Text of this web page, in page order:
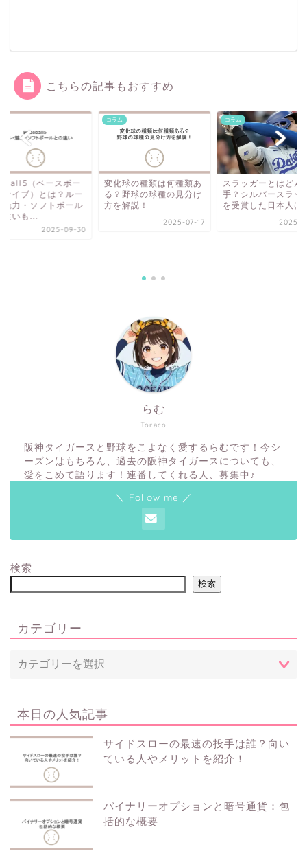
こちらの記事もおすすめ
（ベースボー
ァイブ）とは？ルー
魅力・ソフトボール
違いも...
2025-09-30
コラム
変化球の種類は何種類あ
る？野球の球種の見分け
方を解説！
2025-07-17
コラム
スラッガーとはどん
手？シルバースラッ
を受賞した日本人は
2025-
Toraco
らむ
阪神タイガースと野球をこよなく愛するらむです！今シ
ーズンはもちろん、過去の阪神タイガースについても、
愛をこめて語ります！連番してくれる人、募集中♪
＼ Follow me ／
検索
検索
カテゴリー
本日の人気記事
サイドスローの最速の投手は誰？向い
ている人やメリットを紹介！
バイナリーオプションと暗号通貨：包
括的な概要